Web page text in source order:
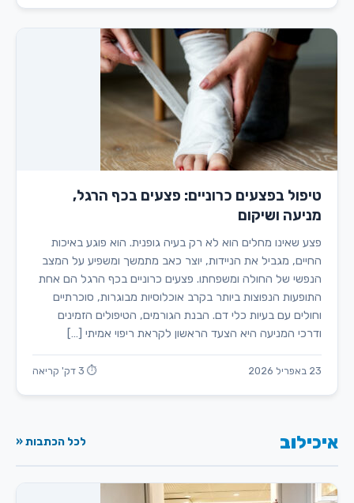
טיפול בפצעים כרוניים: פצעים בכף הרגל,
מניעה ושיקום
פצע שאינו מחלים הוא לא רק בעיה גופנית. הוא פוגע באיכות
החיים, מגביל את הניידות, יוצר כאב מתמשך ומשפיע על המצב
הנפשי של החולה ומשפחתו. פצעים כרוניים בכף הרגל הם אחת
התופעות הנפוצות ביותר בקרב אוכלוסיות מבוגרות, סוכרתיים
וחולים עם בעיות כלי דם. הבנת הגורמים, הטיפולים הזמינים
ודרכי המניעה היא הצעד הראשון לקראת ריפוי אמיתי […]
23 באפריל 2026 ⏱ 3 דק' קריאה
איכילוב לכל הכתבות «